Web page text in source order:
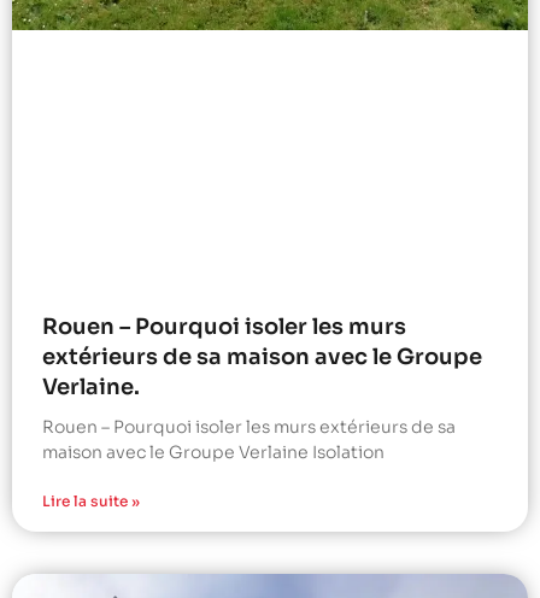
Rouen – Pourquoi isoler les murs
extérieurs de sa maison avec le Groupe
Verlaine.
Rouen – Pourquoi isoler les murs extérieurs de sa
maison avec le Groupe Verlaine Isolation
Lire la suite »